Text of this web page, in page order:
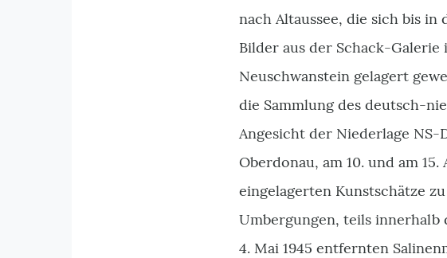
nach Altaussee, die sich bis in
Bilder aus der Schack-
Neuschwanstein gelagert
die Sammlung des deutsch-
Angesicht der Niederlage
Oberdonau, am 10. und am
eingelagerten Kunstschätze
Umbergungen, teils innerhalb
4. Mai 1945 entfernten